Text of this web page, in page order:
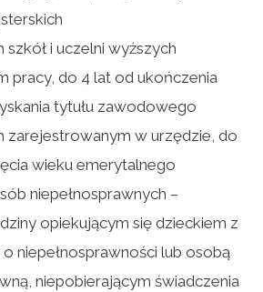
i uczelni wyższych
pracy, do 4 lat od ukończenia
tytułu zawodowego
zarejestrowanym w urzędzie, do
wieku emerytalnego
niepełnosprawnych –
opiekującym się dzieckiem z
niepełnosprawności lub osobą
niepobierającym świadczenia